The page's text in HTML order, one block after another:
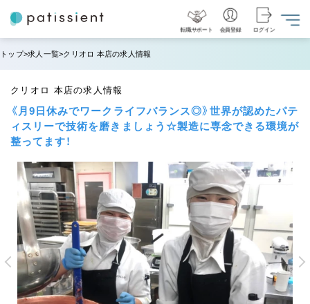
転職サポート 会員登録 ログイン
トップ 求人一覧 クリオロ 本店の求人情報
クリオロ 本店の求人情報
《月9日休みでワークライフバランス◎》世界が認めたパテ
ィスリーで技術を磨きましょう☆製造に専念できる環境が
整ってます！